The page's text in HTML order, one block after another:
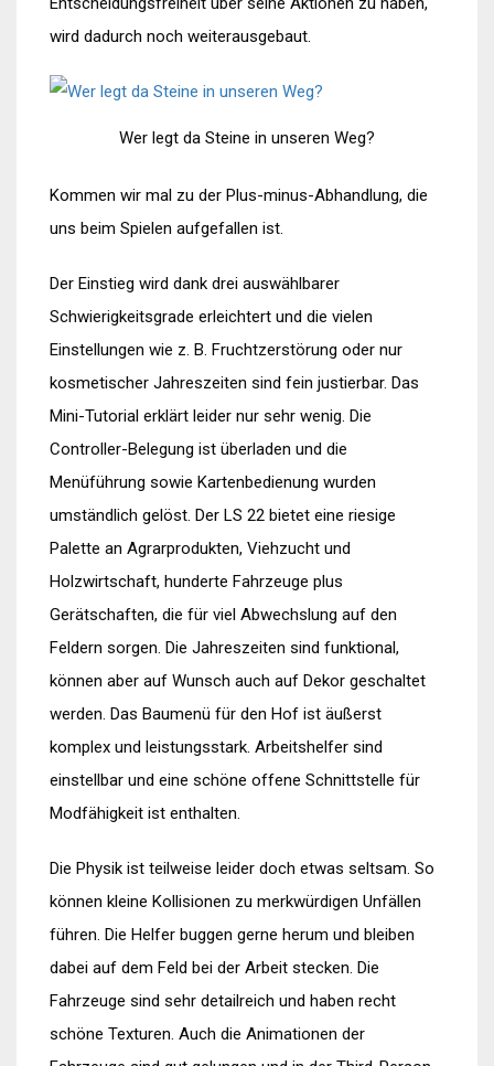
wird dadurch noch weiterausgebaut.
Wer legt da Steine in unseren Weg?
Kommen wir mal zu der Plus-minus-Abhandlung, die
uns beim Spielen aufgefallen ist.
Der Einstieg wird dank drei auswählbarer
Schwierigkeitsgrade erleichtert und die vielen
Einstellungen wie z. B. Fruchtzerstörung oder nur
kosmetischer Jahreszeiten sind fein justierbar. Das
Mini-Tutorial erklärt leider nur sehr wenig. Die
Controller-Belegung ist überladen und die
Menüführung sowie Kartenbedienung wurden
umständlich gelöst. Der LS 22 bietet eine riesige
Palette an Agrarprodukten, Viehzucht und
Holzwirtschaft, hunderte Fahrzeuge plus
Gerätschaften, die für viel Abwechslung auf den
Feldern sorgen. Die Jahreszeiten sind funktional,
können aber auf Wunsch auch auf Dekor geschaltet
werden. Das Baumenü für den Hof ist äußerst
komplex und leistungsstark. Arbeitshelfer sind
einstellbar und eine schöne offene Schnittstelle für
Modfähigkeit ist enthalten.
Die Physik ist teilweise leider doch etwas seltsam. So
können kleine Kollisionen zu merkwürdigen Unfällen
führen. Die Helfer buggen gerne herum und bleiben
dabei auf dem Feld bei der Arbeit stecken. Die
Fahrzeuge sind sehr detailreich und haben recht
schöne Texturen. Auch die Animationen der